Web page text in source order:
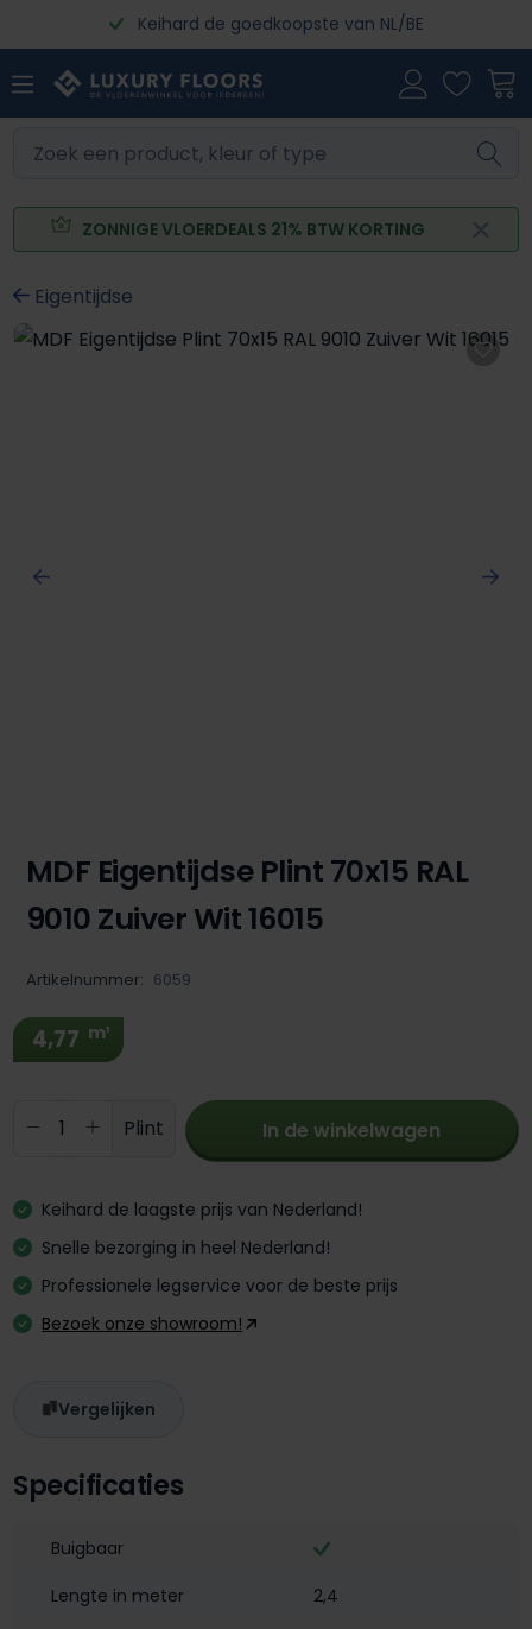
Ga naar de hoofdinhoudKeihard de goedkoopste van NL/BE
ZONNIGE VLOERDEALS 21% BTW KORTING
Eigentijdse
Afbeeldingengalerij overslaan
Specificaties
Buigbaar
Lengte in meter
2,4
MDF Eigentijdse Plint 70x15 RAL
9010 Zuiver Wit 16015
Artikelnummer: 6059
4,77 m¹
Producthoeveelheid: Voer de
Plint In de winkelwagen
Keihard de laagste prijs van Nederland!
Snelle bezorging in heel Nederland!
Professionele legservice voor de beste prijs
Bezoek onze showroom!
Vergelijken